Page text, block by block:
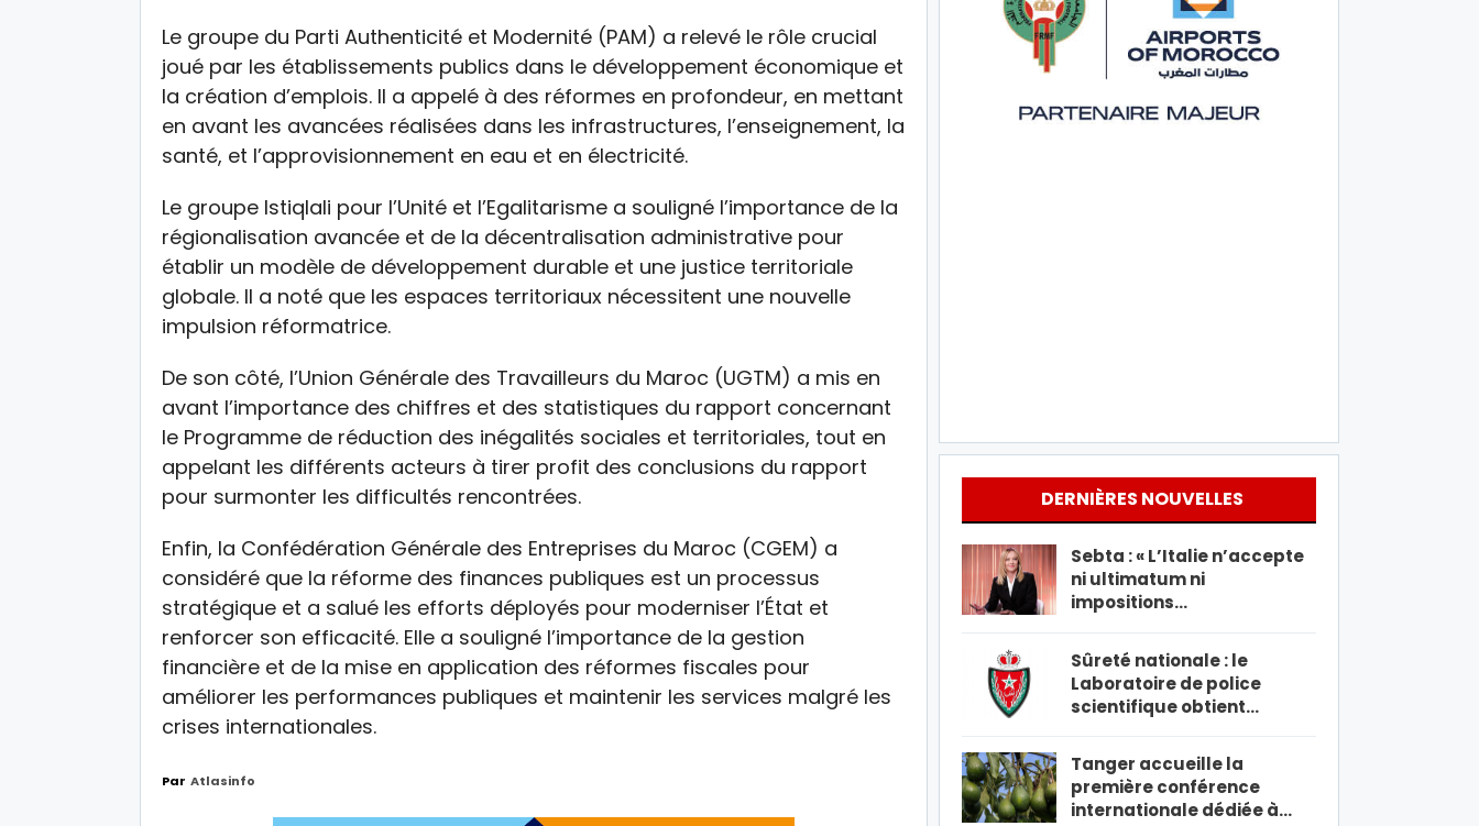
Le groupe du Parti Authenticité et Modernité (PAM) a relevé le rôle crucial
joué par les établissements publics dans le développement économique et
la création d’emplois. Il a appelé à des réformes en profondeur, en mettant
en avant les avancées réalisées dans les infrastructures, l’enseignement, la
santé, et l’approvisionnement en eau et en électricité.
Le groupe Istiqlali pour l’Unité et l’Egalitarisme a souligné l’importance de la
régionalisation avancée et de la décentralisation administrative pour
établir un modèle de développement durable et une justice territoriale
globale. Il a noté que les espaces territoriaux nécessitent une nouvelle
impulsion réformatrice.
De son côté, l’Union Générale des Travailleurs du Maroc (UGTM) a mis en
avant l’importance des chiffres et des statistiques du rapport concernant
le Programme de réduction des inégalités sociales et territoriales, tout en
appelant les différents acteurs à tirer profit des conclusions du rapport
pour surmonter les difficultés rencontrées.
Enfin, la Confédération Générale des Entreprises du Maroc (CGEM) a
considéré que la réforme des finances publiques est un processus
stratégique et a salué les efforts déployés pour moderniser l’État et
renforcer son efficacité. Elle a souligné l’importance de la gestion
financière et de la mise en application des réformes fiscales pour
améliorer les performances publiques et maintenir les services malgré les
crises internationales.
Par Atlasinfo
DERNIÈRES NOUVELLES
Sebta : « L’Italie n’accepte
ni ultimatum ni
impositions…
Sûreté nationale : le
Laboratoire de police
scientifique obtient…
Tanger accueille la
première conférence
internationale dédiée à…